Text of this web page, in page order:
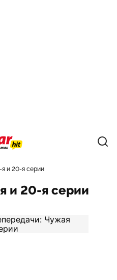
я и 20-я серии
и 20-я серии